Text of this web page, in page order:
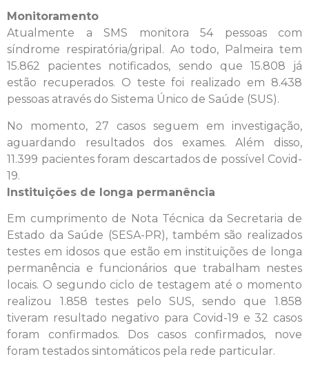
Monitoramento
Atualmente a SMS monitora 54 pessoas com
síndrome respiratória/gripal. Ao todo, Palmeira tem
15.862 pacientes notificados, sendo que 15.808 já
estão recuperados. O teste foi realizado em 8.438
pessoas através do Sistema Único de Saúde (SUS).
No momento, 27 casos seguem em investigação,
aguardando resultados dos exames. Além disso,
11.399 pacientes foram descartados de possível Covid-
19.
Instituições de longa permanência
Em cumprimento de Nota Técnica da Secretaria de
Estado da Saúde (SESA-PR), também são realizados
testes em idosos que estão em instituições de longa
permanência e funcionários que trabalham nestes
locais. O segundo ciclo de testagem até o momento
realizou 1.858 testes pelo SUS, sendo que 1.858
tiveram resultado negativo para Covid-19 e 32 casos
foram confirmados. Dos casos confirmados, nove
foram testados sintomáticos pela rede particular.